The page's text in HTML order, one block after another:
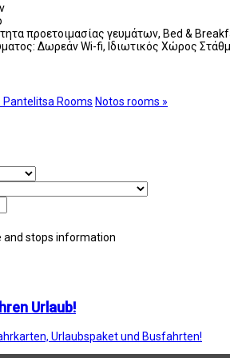
προετοιμασίας γευμάτων, Bed &
Δωρεάν Wi-fi, Ιδιωτικός Χώρος
Pantelitsa Rooms Notos rooms »
and stops information
Urlaub!
Urlaubspaket und Busfahrten!